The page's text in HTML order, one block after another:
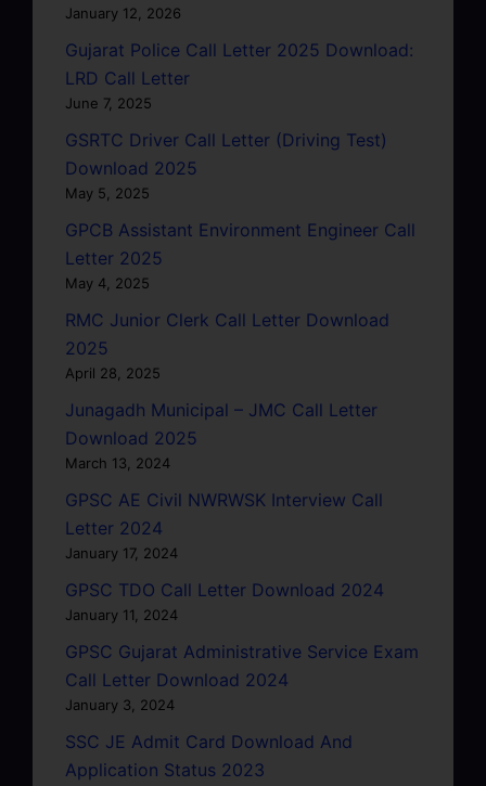
January 12, 2026
Gujarat Police Call Letter 2025 Download:
LRD Call Letter
June 7, 2025
GSRTC Driver Call Letter (Driving Test)
Download 2025
May 5, 2025
GPCB Assistant Environment Engineer Call
Letter 2025
May 4, 2025
RMC Junior Clerk Call Letter Download
2025
April 28, 2025
Junagadh Municipal – JMC Call Letter
Download 2025
March 13, 2024
GPSC AE Civil NWRWSK Interview Call
Letter 2024
January 17, 2024
GPSC TDO Call Letter Download 2024
January 11, 2024
GPSC Gujarat Administrative Service Exam
Call Letter Download 2024
January 3, 2024
SSC JE Admit Card Download And
Application Status 2023